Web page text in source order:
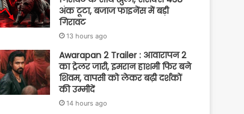
अंक टूटा, बजाज फाइनेंस में बड़ी
गिरावट
13 hours ago
Awarapan 2 Trailer : आवारापन 2
का ट्रेलर जारी, इमरान हाशमी फिर बने
शिवम, वापसी को लेकर बढ़ी दर्शकों
की उम्मीदें
14 hours ago